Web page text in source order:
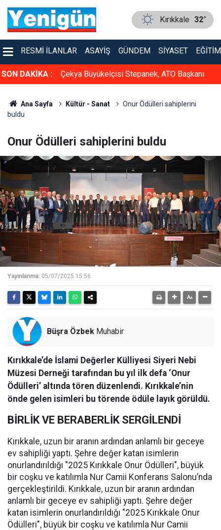
Kırıkkale 32°
RESMI İLANLAR ASAYIŞ GÜNDEM SIYASET EĞITIM
SON DAKİKA : Çekya Büyükelçisi Stepanek, ATO Başkanı
Ana Sayfa Kültür - Sanat
Onur Ödülleri sahiplerini
buldu
Onur Ödülleri sahiplerini buldu
Yayınlanma: 05/07/2025 15:56
Büşra Özbek Muhabir
Kırıkkale’de İslami Değerler Külliyesi Siyeri Nebi
Müzesi Derneği tarafından bu yıl ilk defa ‘Onur
Ödülleri’ altında tören düzenlendi. Kırıkkale’nin
önde gelen isimleri bu törende ödüle layık görüldü.
BİRLİK VE BERABERLİK SERGİLENDİ
Kırıkkale, uzun bir aranın ardından anlamlı bir geceye
ev sahipliği yaptı. Şehre değer katan isimlerin
onurlandırıldığı "2025 Kırıkkale Onur Ödülleri", büyük
bir coşku ve katılımla Nur Camii Konferans Salonu’nda
gerçekleştirildi. Kırıkkale, uzun bir aranın ardından
anlamlı bir geceye ev sahipliği yaptı. Şehre değer
katan isimlerin onurlandırıldığı "2025 Kırıkkale Onur
Ödülleri", büyük bir coşku ve katılımla Nur Camii